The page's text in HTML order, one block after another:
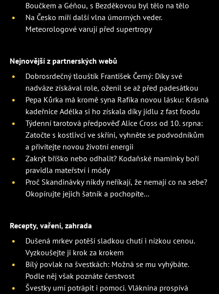
Boučkem a Géňou, s Bezděkovou byl tělo na tělo
Na Česko míří další vlna úmorných veder.
Meteorologové varují před supertropy
Nejnovější z partnerských webů
Dobrosrdečný tlouštík František Černý: Díky své
nadváze získával role, oženil se až před padesátkou
Pepa Kůrka má kromě syna Rafíka novou lásku: Krásná
kadeřnice Adélka si ho získala díky jídlu z fast foodu
Týdenní tarotová předpověď Alice Cross od 10. srpna:
Zatočte s kostlivci ve skříni, vyhněte se podvodníkům
a přivítejte novou životní energii
Zakrýt bříško nebo odhalit? Kodaňské maminky boří
pravidla mateřství i módy
Proč Skandinávky nikdy neříkají, že nemají co na sebe?
Okopírujte jejich šatník a pochopíte...
Recepty, vaření, zahrada
Dušená mrkev potěší sladkou chutí i nízkou cenou.
Vyzkoušejte ji krok za krokem
Bílý povlak na švestkách: Možná se mu vyhýbáte.
Podle něj však poznáte čerstvost
Švestky umí potrápit i pomoci. Vláknina prospívá